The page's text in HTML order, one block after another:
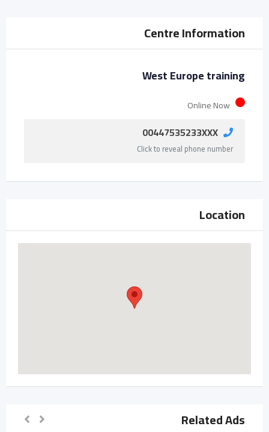
Centre Information
West Europe training
Online Now
00447535233XXX
Click to reveal phone number
Location
Related Ads